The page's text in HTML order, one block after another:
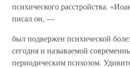
психического расстройства.
писал он, —
был подвержен психической
сегодня и называемой
периодическим психозом.